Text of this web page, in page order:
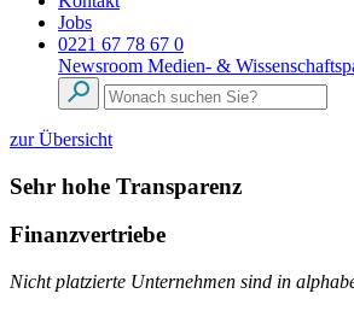
Jobs
0221 67 78 67 0
Newsroom Medien- &
zur Übersicht
Sehr hohe Transparenz
Finanzvertriebe
Nicht platzierte Unternehmen sind in